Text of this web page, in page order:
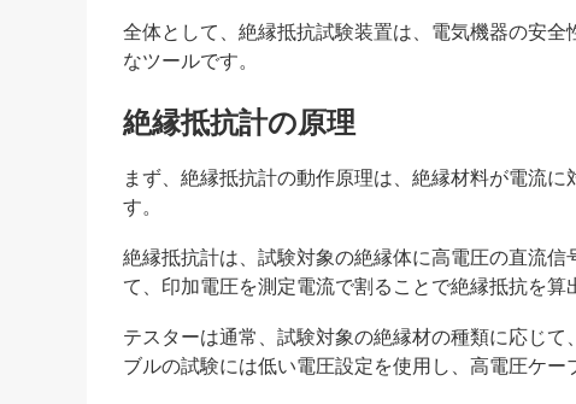
全体として、絶縁抵抗試験装置は、電気機器の安
なツールです。
絶縁抵抗計の原理
まず、絶縁抵抗計の動作原理は、絶縁材料が電流
す。
絶縁抵抗計は、試験対象の絶縁体に高電圧の直流
て、印加電圧を測定電流で割ることで絶縁抵抗を算
テスターは通常、試験対象の絶縁材の種類に応じ
ブルの試験には低い電圧設定を使用し、高電圧ケー